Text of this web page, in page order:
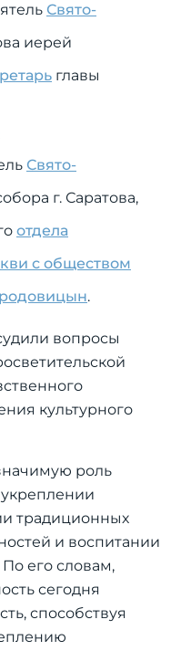
Свято-
иерей
главы
Свято-
г. Саратова,
отдела
с обществом
.
вопросы
культурного
роль
традиционных
и воспитании
его словам,
сегодня
способствуя